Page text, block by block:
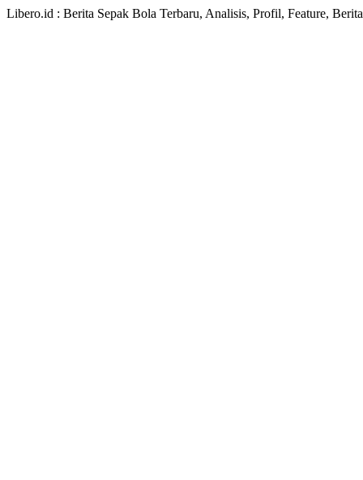
Libero.id : Berita Sepak Bola Terbaru, Analisis, Profil, Feature,